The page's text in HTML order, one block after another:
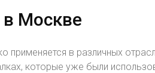
в Москве
применяется в различных
которые уже были